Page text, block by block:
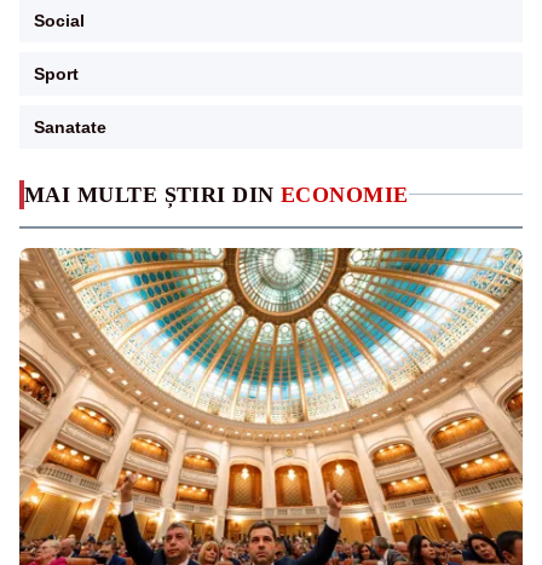
MAI MULTE ȘTIRI DIN ECONOMIE
Social
Sport
Sanatate